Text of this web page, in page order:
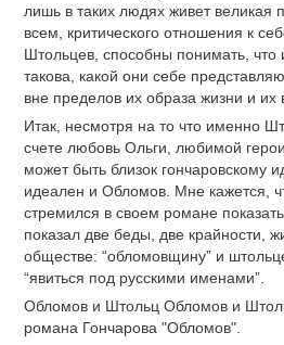
лишь в таких людях живет великая
всем, критического отношения к
Штольцев, способны понимать, что
такова, какой они себе
вне пределов их образа жизни и их
Итак, несмотря на то что именно
счете любовь Ольги, любимой
может быть близок гончаровскому
идеален и Обломов. Мне кажется,
стремился в своем романе
показал две беды, две крайности,
обществе: “обломовщину” и
“явиться под русскими именами”.
Обломов и Штольц Обломов и
романа Гончарова "Обломов".